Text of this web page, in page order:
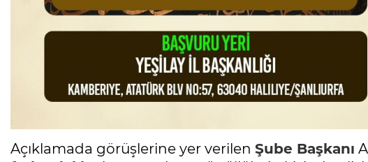
Açıklamada görüşlerine yer verilen Şube Başkanı